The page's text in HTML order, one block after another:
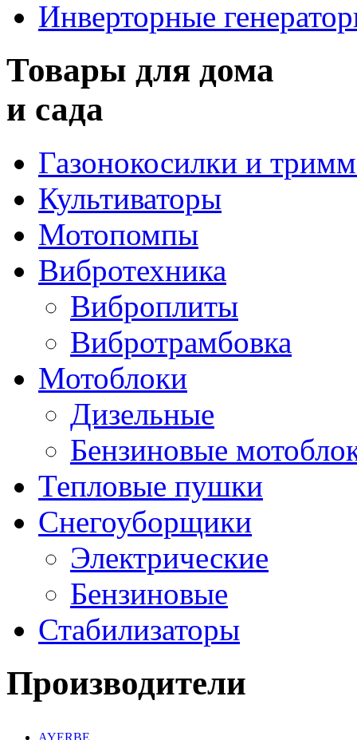
Инверторные
Товары для дома
и сада
Газонокосилки и
Культиваторы
Мотопомпы
Вибротехника
Виброплиты
Вибротрамбовка
Мотоблоки
Дизельные
Бензиновые
Тепловые пушки
Снегоуборщики
Электрические
Бензиновые
Стабилизаторы
Производители